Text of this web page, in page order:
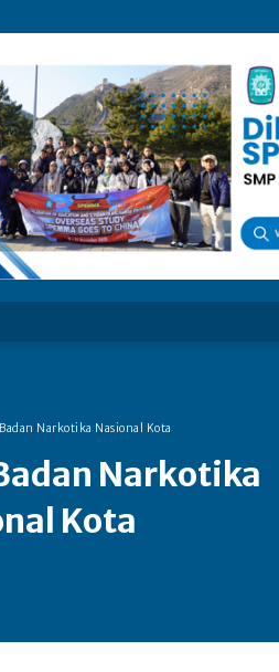
Badan Narkotika Nasional Kota
Narkotika
Kota